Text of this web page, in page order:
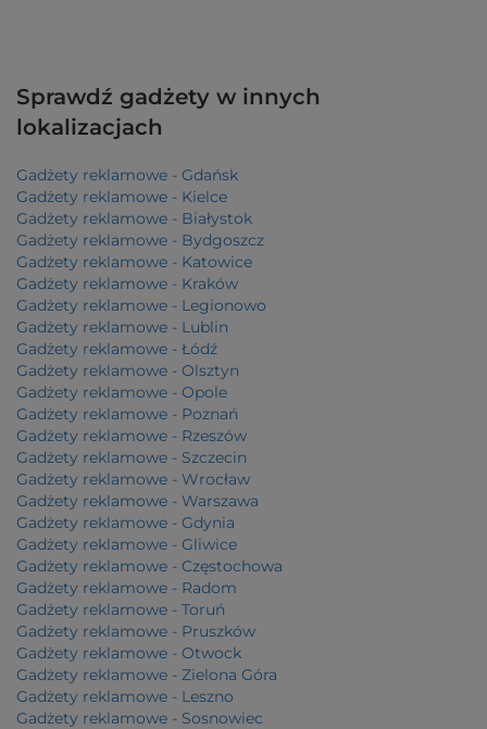
Sprawdź gadżety w innych
lokalizacjach
Gadżety reklamowe - Gdańsk
Gadżety reklamowe - Kielce
Gadżety reklamowe - Białystok
Gadżety reklamowe - Bydgoszcz
Gadżety reklamowe - Katowice
Gadżety reklamowe - Kraków
Gadżety reklamowe - Legionowo
Gadżety reklamowe - Lublin
Gadżety reklamowe - Łódź
Gadżety reklamowe - Olsztyn
Gadżety reklamowe - Opole
Gadżety reklamowe - Poznań
Gadżety reklamowe - Rzeszów
Gadżety reklamowe - Szczecin
Gadżety reklamowe - Wrocław
Gadżety reklamowe - Warszawa
Gadżety reklamowe - Gdynia
Gadżety reklamowe - Gliwice
Gadżety reklamowe - Częstochowa
Gadżety reklamowe - Radom
Gadżety reklamowe - Toruń
Gadżety reklamowe - Pruszków
Gadżety reklamowe - Otwock
Gadżety reklamowe - Zielona Góra
Gadżety reklamowe - Leszno
Gadżety reklamowe - Sosnowiec